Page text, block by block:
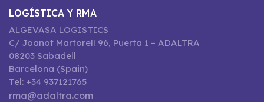
LOGÍSTICA Y RMA
ALGEVASA LOGISTICS
C/ Joanot Martorell 96, Puerta 1 – ADALTRA
08203 Sabadell
Barcelona (Spain)
Tel: +34 937121765
rma@adaltra.com